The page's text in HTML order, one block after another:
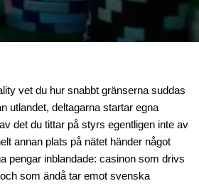
vet du hur snabbt gränserna suddas
utlandet, deltagarna startar egna
det du tittar på styrs egentligen inte av
annan plats på nätet händer något
pengar inblandade: casinon som drivs
som ändå tar emot svenska